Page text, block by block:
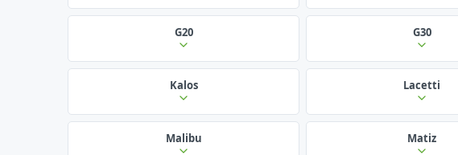
G20 G30
Kalos Lacetti
Malibu Matiz